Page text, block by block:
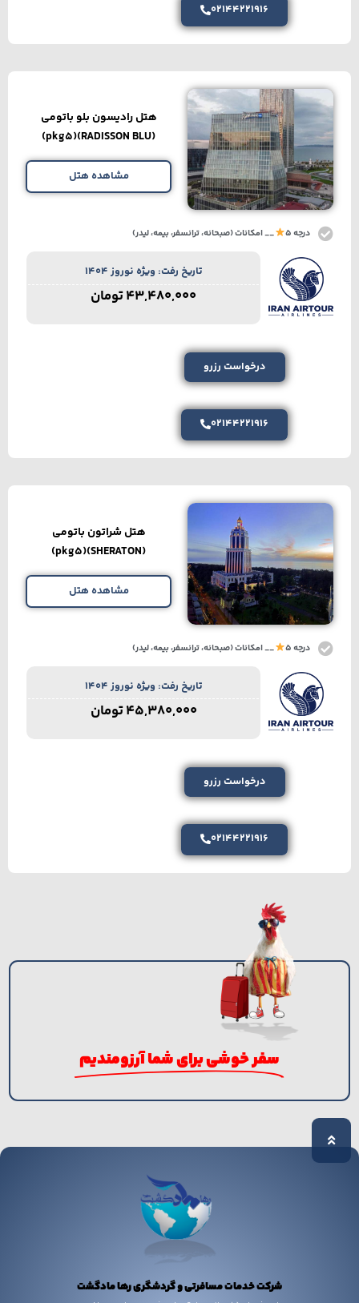
02144221916
هتل رادیسون بلو باتومی
(RADISSON BLU)(pkg5)
مشاهده هتل
درجه 5 __ امکانات (صبحانه، ترانسفر، بیمه، لیدر)
تاریخ رفت: ویژه نوروز 1404
43,480,000تومان
درخواست رزرو
02144221916
هتل شراتون باتومی
(SHERATON)(pkg5)
مشاهده هتل
درجه 5 __ امکانات (صبحانه، ترانسفر، بیمه، لیدر)
تاریخ رفت: ویژه نوروز 1404
45,380,000تومان
درخواست رزرو
02144221916
سفر خوشی برای شما آرزومندیم
شرکت خدمات مسافرتی و گردشگری رها مادگشت